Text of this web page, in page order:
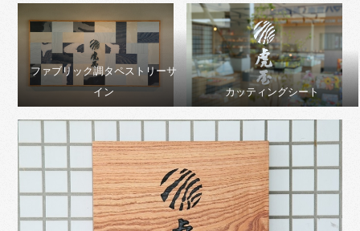
ファブリック調タペストリーサ
イン
カッティングシート